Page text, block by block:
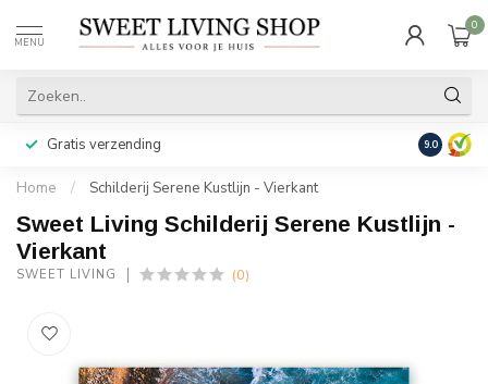
MENU
0
Gratis verzending Achteraf
9.0
Home / Schilderij Serene Kustlijn - Vierkant
Sweet Living Schilderij Serene Kustlijn -
Vierkant
SWEET LIVING (0)